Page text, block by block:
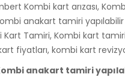
Kombi kart arızası,
anakart tamiri
Kart Tamiri, Kombi kart
fiyatları, kombi kart
anakart tamiri